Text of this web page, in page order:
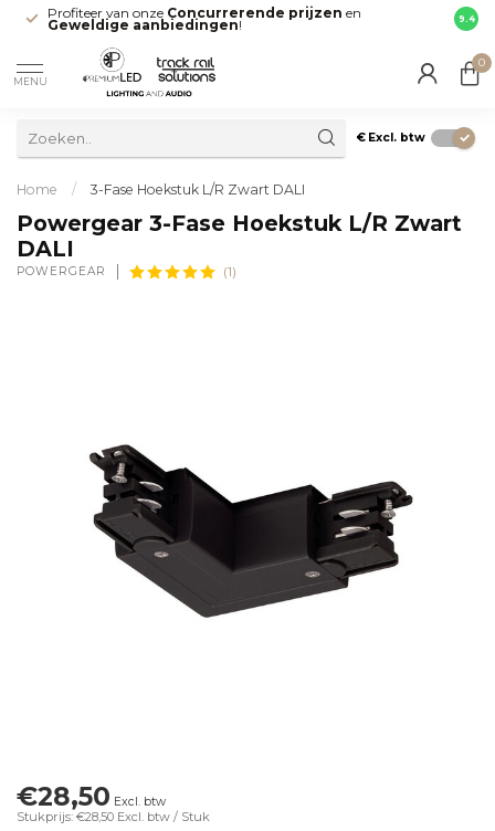
Profiteer van onze Concurrerende prijzen en
Geweldige aanbiedingen! direct
9.4
MENU
0
€ Excl. btw
Home / 3-Fase Hoekstuk L/R Zwart DALI
Powergear 3-Fase Hoekstuk L/R Zwart
DALI
POWERGEAR (1)
€28,50 Excl. btw
Stukprijs: €28,50 Excl. btw / Stuk